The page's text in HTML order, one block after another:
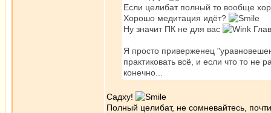
Если целибат полный то вообще
Хорошо медитация идёт?
Ну значит ПК не для вас
Я просто приверженец
практиковать всё, и если что то не
конечно...
Садху!
Полный целибат, не сомневайтесь,